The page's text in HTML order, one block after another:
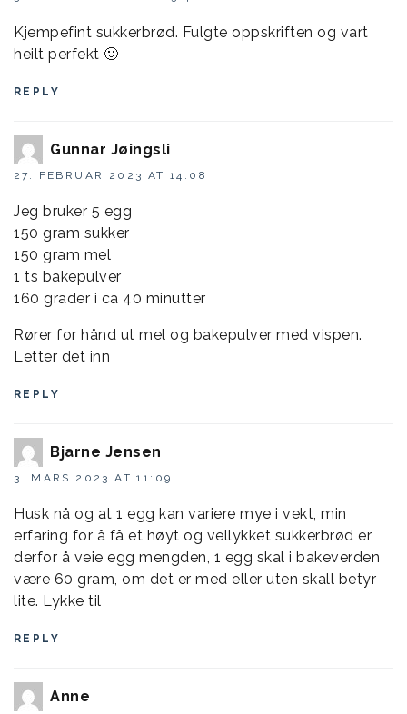
Kjempefint sukkerbrød. Fulgte oppskriften og vart
heilt perfekt 🙂
REPLY
Gunnar Jøingsli
27. FEBRUAR 2023 AT 14:08
Jeg bruker 5 egg
150 gram sukker
150 gram mel
1 ts bakepulver
160 grader i ca 40 minutter
Rører for hånd ut mel og bakepulver med vispen.
Letter det inn
REPLY
Bjarne Jensen
3. MARS 2023 AT 11:09
Husk nå og at 1 egg kan variere mye i vekt, min
erfaring for å få et høyt og vellykket sukkerbrød er
derfor å veie egg mengden, 1 egg skal i bakeverden
være 60 gram, om det er med eller uten skall betyr
lite. Lykke til
REPLY
Anne